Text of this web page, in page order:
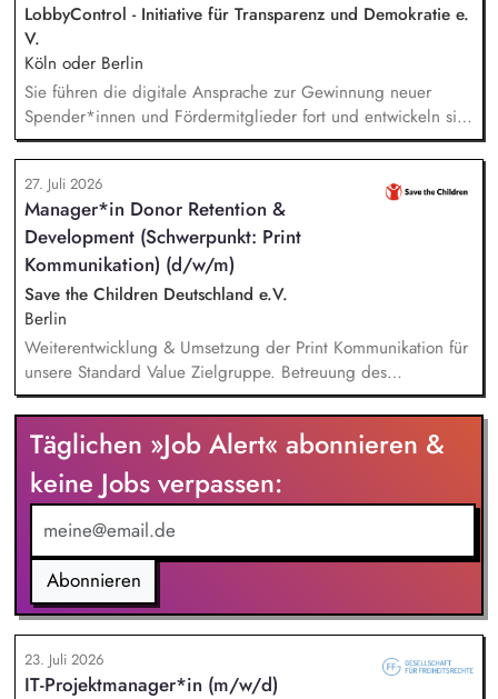
LobbyControl - Initiative für Transparenz und Demokratie e.
V.
Köln oder Berlin
Sie führen die digitale Ansprache zur Gewinnung neuer
Spender*innen und Fördermitglieder fort und entwickeln sie
weiter. Sie sind verantwortlich für unsere E-Mailings und
steuern diese ganzheitlich - angefangen bei der Planung,
Zielgruppensegmentierung und Themenauswahl übers Texten
bis hin zur technischen Abwicklung und deren
kontinuierlichen Optimierung und Weiterentwicklung.
27. Juli 2026
Manager*in Donor Retention &
Development (Schwerpunkt: Print
Kommunikation) (d/w/m)
Save the Children Deutschland e.V.
Berlin
Weiterentwicklung & Umsetzung der Print Kommunikation für
unsere Standard Value Zielgruppe. Betreuung des
postalischen Mailing-Programm inkl. der Spendenmagazine
und Spendenaufrufe sowie der Print Kommunikation innerhalb
unserer Donor Journeys. Ko-Produktion von Content für die
Print Kommunikation in enger Zusammenarbeit mit dem Team
Brand, Content & Publikationen. Redaktion und Prüfung von
Content/Texten für andere Kanäle und Medien.
Täglichen »Job Alert« abonnieren &
keine Jobs verpassen:
Abonnieren
23. Juli 2026
IT-Projektmanager*in (m/w/d)